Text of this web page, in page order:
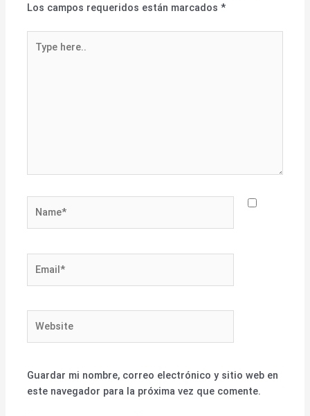
Los campos requeridos están marcados*
here..
Guardar mi nombre, correo electrónico y sitio web en
este navegador para la próxima vez que comente.